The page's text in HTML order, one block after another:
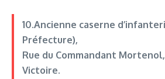
10.Ancienne caserne
Préfecture),
Rue du Commandant
Victoire.